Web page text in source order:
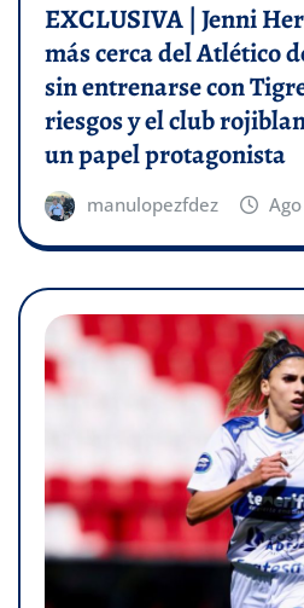
EXCLUSIVA | Jenni
más cerca del Atlético
sin entrenarse con
riesgos y el club
un papel protagonista
manulopezfdez